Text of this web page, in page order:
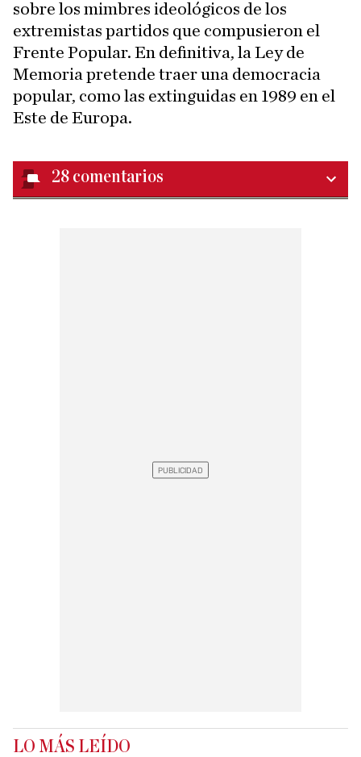
sobre los mimbres ideológicos de los
extremistas partidos que compusieron el
Frente Popular. En definitiva, la Ley de
Memoria pretende traer una democracia
popular, como las extinguidas en 1989 en el
Este de Europa.
28 comentarios
LO MÁS LEÍDO